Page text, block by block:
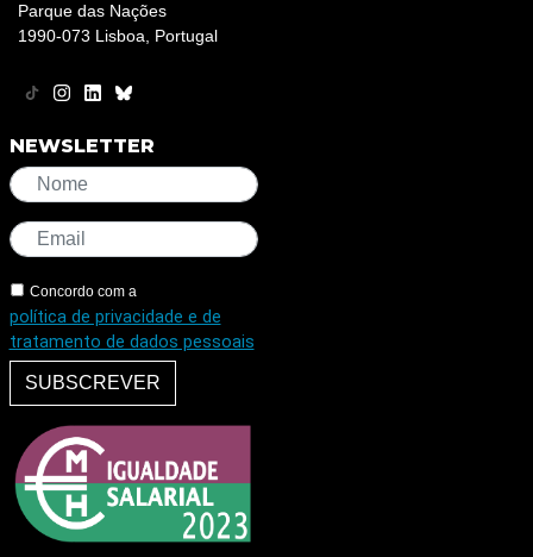
Parque das Nações
1990-073 Lisboa, Portugal
NEWSLETTER
Concordo com a
política de privacidade e de
tratamento de dados pessoais
SUBSCREVER